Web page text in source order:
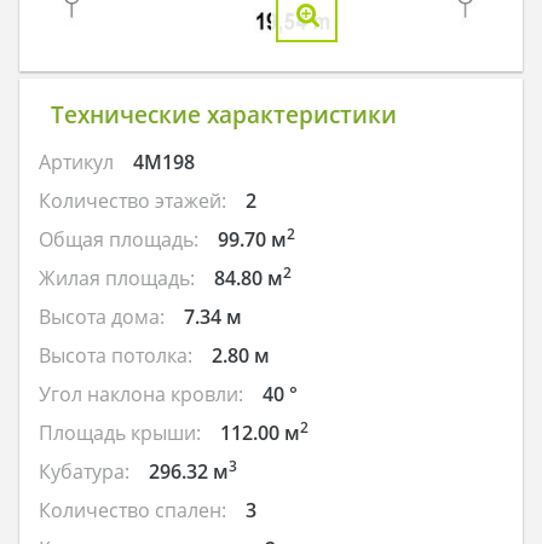
Технические характеристики
Артикул
4M198
Количество этажей:
2
Общая площадь:
99.70 м2
Жилая площадь: 84.80 м2
Высота дома:
7.34 м
Высота потолка:
2.80 м
Угол наклона кровли:
40 °
Площадь крыши:
112.00 м2
Кубатура: 296.32 м3
Количество спален:
3